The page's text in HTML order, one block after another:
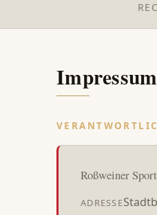
Impressum
Roßweiner
ADRESSE